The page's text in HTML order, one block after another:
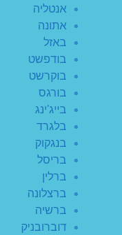
אנטליה
אתונה
באזל
בודפשט
בוקרשט
בורגס
בייג'ינג
בלגרד
בנגקוק
בריסל
ברלין
ברצלונה
ברשיה
דוברובניק